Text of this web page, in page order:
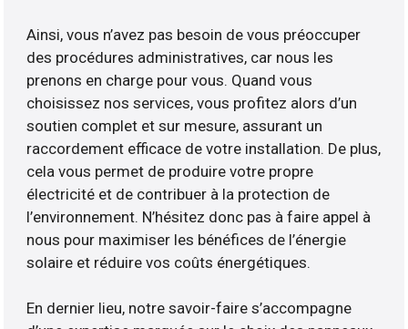
Ainsi, vous n’avez pas besoin de vous préoccuper
des procédures administratives, car nous les
prenons en charge pour vous. Quand vous
choisissez nos services, vous profitez alors d’un
soutien complet et sur mesure, assurant un
raccordement efficace de votre installation. De plus,
cela vous permet de produire votre propre
électricité et de contribuer à la protection de
l’environnement. N’hésitez donc pas à faire appel à
nous pour maximiser les bénéfices de l’énergie
solaire et réduire vos coûts énergétiques.
En dernier lieu, notre savoir-faire s’accompagne